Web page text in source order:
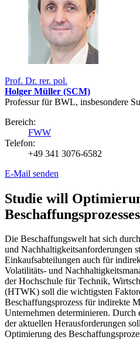
Prof. Dr. rer. pol.
Holger Müller (SCM)
Professur für BWL, insbesondere
Bereich:
FWW
Telefon:
+49 341 3076-6582
E-Mail senden
Studie will
Die Beschaffungswelt hat sich
und Nachhaltigkeitsanforderungen
Einkaufsabteilungen auch für
Volatilitäts- und
der Hochschule für Technik,
(HTWK) soll die wichtigsten
Beschaffungsprozess für indirekte
Unternehmen determinieren. Durch
der aktuellen Herausforderungen
Optimierung des